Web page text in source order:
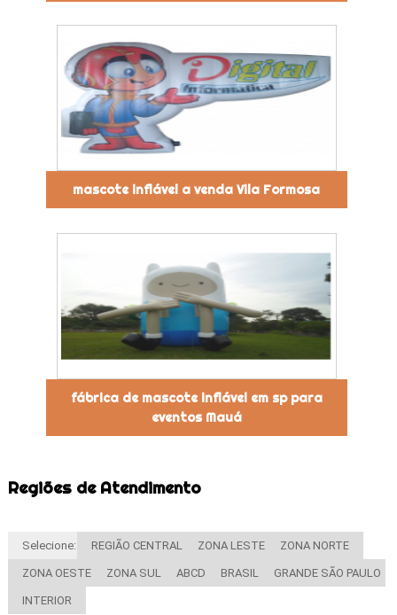
mascote inflável a venda Vila Formosa
fábrica de mascote inflável em sp para
eventos Mauá
Regiões de Atendimento
Selecione: REGIÃO CENTRAL ZONA LESTE ZONA NORTE
ZONA OESTE ZONA SUL ABCD BRASIL GRANDE SÃO PAULO
INTERIOR